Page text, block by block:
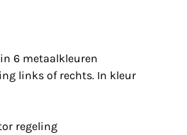
6 metaalkleuren
links of rechts. In kleur
regeling